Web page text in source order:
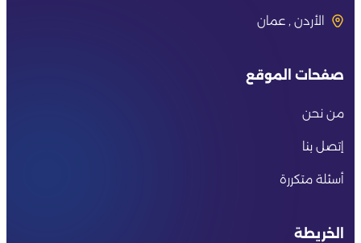
الأردن , عمان
صفحات الموقع
من نحن
إتصل بنا
أسئلة متكررة
الخريطة